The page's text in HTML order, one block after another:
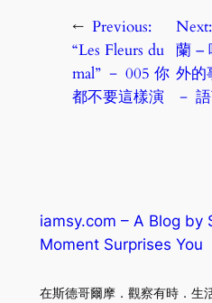
← Previous:
“Les Fleurs du
mal” － 005 你
都不要這樣演
Next:
蘭 –
外的
－
iamsy.com – A Blog by
Moment Surprises You
在斯德哥爾摩．觀察有時．生